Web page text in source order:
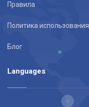
Правила
Политика использования
Блог
Languages